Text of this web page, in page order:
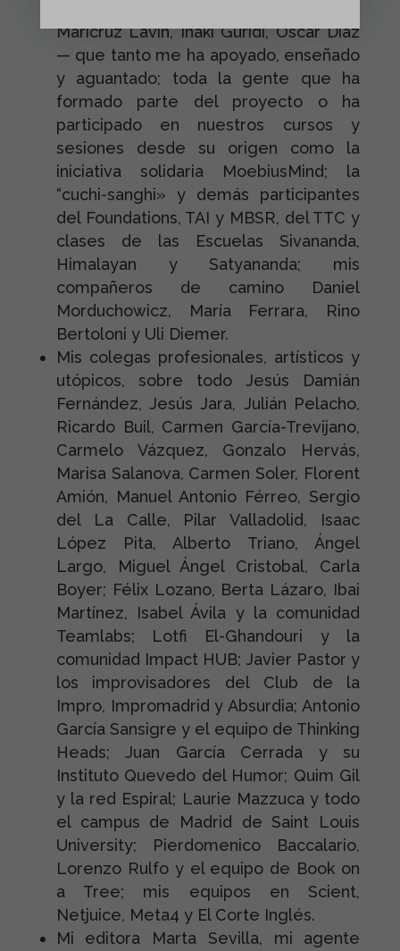
Maricruz Lavín, Iñaki Guridi, Óscar Díaz
— que tanto me ha apoyado, enseñado
y aguantado; toda la gente que ha
formado parte del proyecto o ha
participado en nuestros cursos y
sesiones desde su origen como la
iniciativa solidaria MoebiusMind; la
“cuchi-sanghi» y demás participantes
del Foundations, TAI y MBSR, del TTC y
clases de las Escuelas Sivananda,
Himalayan y Satyananda; mis
compañeros de camino Daniel
Morduchowicz, María Ferrara, Rino
Bertoloni y Uli Diemer.
Mis colegas profesionales, artísticos y
utópicos, sobre todo Jesús Damián
Fernández, Jesús Jara, Julián Pelacho,
Ricardo Buil, Carmen García-Trevijano,
Carmelo Vázquez, Gonzalo Hervás,
Marisa Salanova, Carmen Soler, Florent
Amión, Manuel Antonio Férreo, Sergio
del La Calle, Pilar Valladolid, Isaac
López Pita, Alberto Triano, Ángel
Largo, Miguel Ángel Cristobal, Carla
Boyer; Félix Lozano, Berta Lázaro, Ibai
Martínez, Isabel Ávila y la comunidad
Teamlabs; Lotfi El-Ghandouri y la
comunidad Impact HUB; Javier Pastor y
los improvisadores del Club de la
Impro, Impromadrid y Absurdia; Antonio
García Sansigre y el equipo de Thinking
Heads; Juan García Cerrada y su
Instituto Quevedo del Humor; Quim Gil
y la red Espiral; Laurie Mazzuca y todo
el campus de Madrid de Saint Louis
University; Pierdomenico Baccalario,
Lorenzo Rulfo y el equipo de Book on
a Tree; mis equipos en Scient,
Netjuice, Meta4 y El Corte Inglés.
Mi editora Marta Sevilla, mi agente